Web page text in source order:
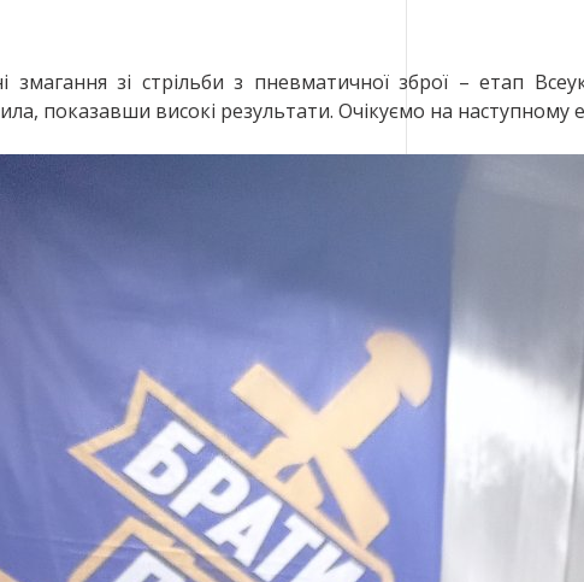
змагання зі стрільби з пневматичної зброї – етап
показавши високі результати. Очікуємо на наступному